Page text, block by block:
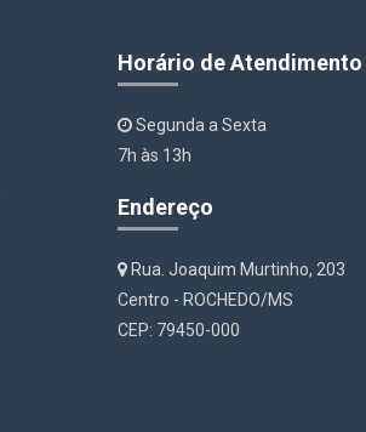
Horário de Atendimento
Segunda a Sexta
7h às 13h
Endereço
Rua. Joaquim Murtinho, 203
Centro - ROCHEDO/MS
CEP: 79450-000